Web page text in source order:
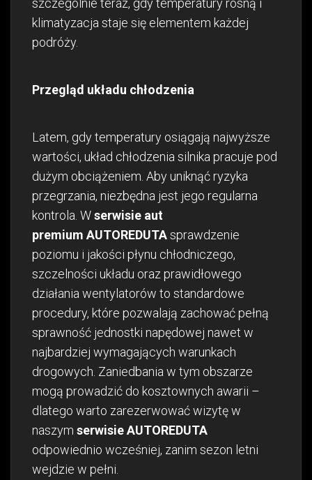
klimatyzacja staje się elementem każdej
podróży.
Przegląd układu chłodzenia
Latem, gdy temperatury osiągają najwyższe
wartości, układ chłodzenia silnika pracuje pod
dużym obciążeniem. Aby uniknąć ryzyka
przegrzania, niezbędna jest jego regularna
kontrola. Wserwisie aut
premium AUTOREDUTAsprawdzenie
poziomu i jakości płynu chłodniczego,
szczelności układu oraz prawidłowego
działania wentylatorów to standardowe
procedury, które pozwalają zachować pełną
sprawność jednostki napędowej nawet w
najbardziej wymagających warunkach
drogowych. Zaniedbania w tym obszarze
mogą prowadzić do kosztownych awarii –
dlatego warto zarezerwować wizytę w
naszym serwisie AUTOREDUTA
odpowiednio wcześniej, zanim sezon letni
wejdzie w pełni.